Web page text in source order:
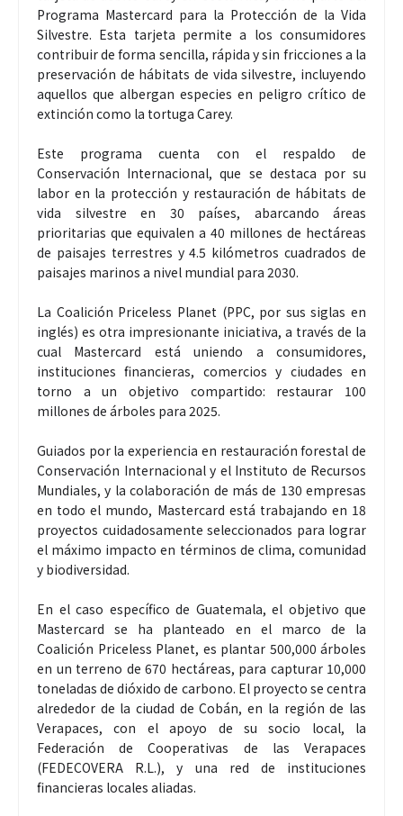
Programa Mastercard para la Protección de la Vida
Silvestre. Esta tarjeta permite a los consumidores
contribuir de forma sencilla, rápida y sin fricciones a la
preservación de hábitats de vida silvestre, incluyendo
aquellos que albergan especies en peligro crítico de
extinción como la tortuga Carey.
Este programa cuenta con el respaldo de
Conservación Internacional, que se destaca por su
labor en la protección y restauración de hábitats de
vida silvestre en 30 países, abarcando áreas
prioritarias que equivalen a 40 millones de hectáreas
de paisajes terrestres y 4.5 kilómetros cuadrados de
paisajes marinos a nivel mundial para 2030.
La Coalición Priceless Planet (PPC, por sus siglas en
inglés) es otra impresionante iniciativa, a través de la
cual Mastercard está uniendo a consumidores,
instituciones financieras, comercios y ciudades en
torno a un objetivo compartido: restaurar 100
millones de árboles para 2025.
Guiados por la experiencia en restauración forestal de
Conservación Internacional y el Instituto de Recursos
Mundiales, y la colaboración de más de 130 empresas
en todo el mundo, Mastercard está trabajando en 18
proyectos cuidadosamente seleccionados para lograr
el máximo impacto en términos de clima, comunidad
y biodiversidad.
En el caso específico de Guatemala, el objetivo que
Mastercard se ha planteado en el marco de la
Coalición Priceless Planet, es plantar 500,000 árboles
en un terreno de 670 hectáreas, para capturar 10,000
toneladas de dióxido de carbono. El proyecto se centra
alrededor de la ciudad de Cobán, en la región de las
Verapaces, con el apoyo de su socio local, la
Federación de Cooperativas de las Verapaces
(FEDECOVERA R.L.), y una red de instituciones
financieras locales aliadas.